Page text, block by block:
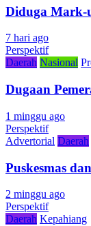
Diduga Mark-
7 hari ago
Perspektif
Daerah Nasional
Dugaan
1 minggu ago
Perspektif
Advertorial Daerah
Puskesmas
2 minggu ago
Perspektif
Daerah Kepahiang